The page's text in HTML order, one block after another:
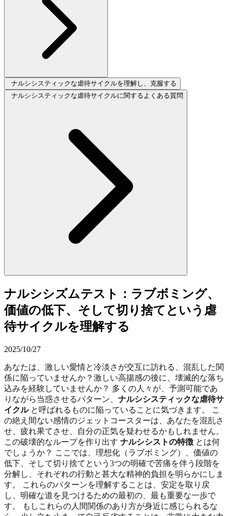
ナルシシスティックな虐待サイクルを理解し、克服する
ナルシシスティックな虐待サイクルに関するよくある質問
ナルシシズムテスト：ラブボミング、
価値の低下、そして切り捨てという虐
待サイクルを理解する
2025/10/27
あなたは、激しい愛情と冷淡さが交互に訪れる、混乱した関
係に陥っていませんか？激しい高揚感の後に、壊滅的な落ち
込みを経験していませんか？ 多くの人々が、予測可能であ
りながら当惑させるパターン、 ナルシシスティックな虐待サ
イクルと呼ばれるものに陥っていることに気づきます。 こ
の絶え間ない感情のジェットコースターは、あなたを混乱さ
せ、疲れ果てさせ、自分の正気を疑わせるかもしれません。
この破壊的なループを作り出す ナルシシストの特徴 とは何
でしょうか？ ここでは、理想化（ラブボミング）、価値の
低下、そして切り捨てという3つの明確で苦痛を伴う段階を
分解し、それぞれの行動と甚大な精神的負担を明らかにしま
す。 これらのパターンを理解することは、安定を取り戻
し、明確な道を見つけるための最初の、最も重要な一歩で
す。 もしこれらの人間関係のあり方が身近に感じられるな